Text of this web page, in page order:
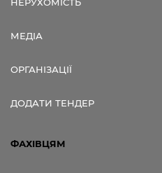
МЕДІА
ОРГАНІЗАЦІЇ
ДОДАТИ ТЕНДЕР
ФАХІВЦЯМ